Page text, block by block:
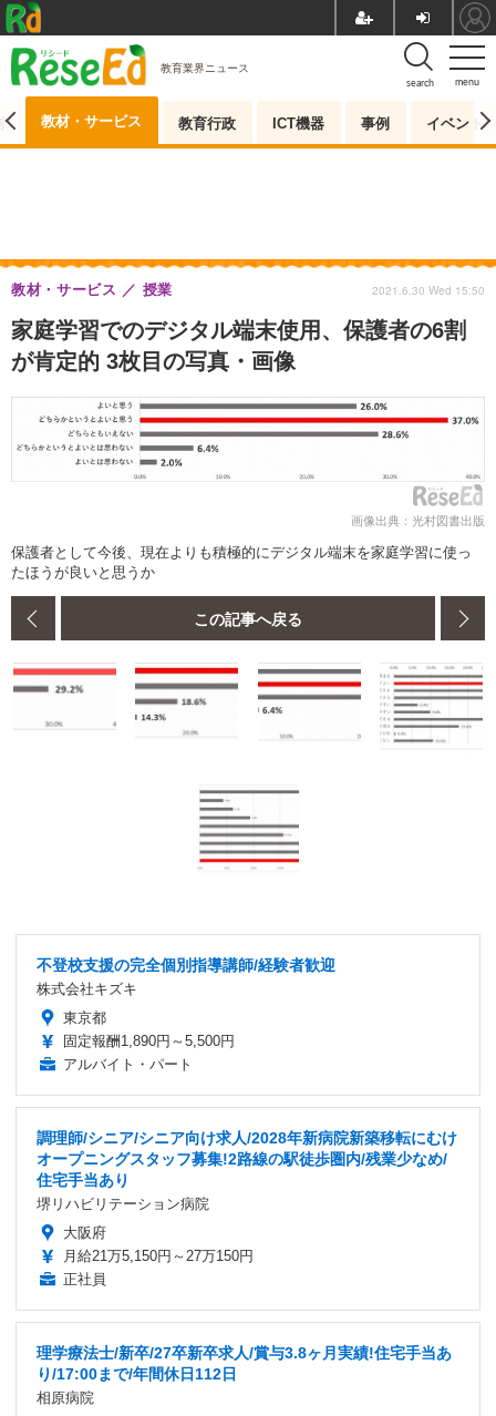
menu
search
教育業界ニュース
教材・サービス 教育行政 ICT機器 事例 イベント
家庭学習でのデジタル端末使用、保護者の6割
が肯定的 3枚目の写真・画像
教材・サービス 授業 2021.6.30 Wed 15:50
画像出典：光村図書出版
保護者として今後、現在よりも積極的にデジタル端末を家庭学習に使っ
たほうが良いと思うか
この記事へ戻る
不登校支援の完全個別指導講師/経験者歓迎
株式会社キズキ
東京都
固定報酬1,890円～5,500円
アルバイト・パート
調理師/シニア/シニア向け求人/2028年新病院新築移転にむけ
オープニングスタッフ募集!2路線の駅徒歩圏内/残業少なめ/
住宅手当あり
堺リハビリテーション病院
大阪府
月給21万5,150円～27万150円
正社員
理学療法士/新卒/27卒新卒求人/賞与3.8ヶ月実績!住宅手当あ
り/17:00まで/年間休日112日
相原病院